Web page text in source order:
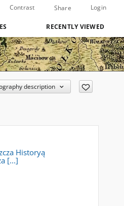
Contrast Share Login
RECENTLY VIEWED
description
Historyą
[...]